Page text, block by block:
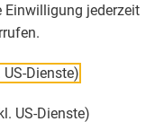
Einwilligung jederzeit
Dienste)
US-Dienste)
Teile